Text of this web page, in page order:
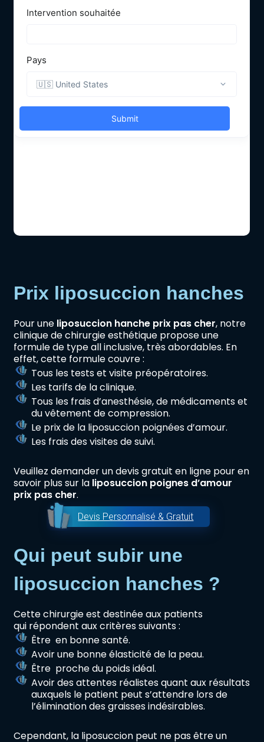
Prix liposuccion hanches
Pour une liposuccion hanche prix pas cher, notre
clinique de chirurgie esthétique propose une
formule de type all inclusive, très abordables. En
effet, cette formule couvre :
Tous les tests et visite préopératoires.
Les tarifs de la clinique.
Tous les frais d’anesthésie, de médicaments et
du vêtement de compression.
Le prix de la liposuccion poignées d’amour.
Les frais des visites de suivi.
Veuillez demander un devis gratuit en ligne pour en
savoir plus sur la liposuccion poignes d’amour
prix pas cher.
Devis Personnalisé & Gratuit
Qui peut subir une
liposuccion hanches ?
Cette chirurgie est destinée aux patients
qui répondent aux critères suivants :
Être en bonne santé.
Avoir une bonne élasticité de la peau.
Être proche du poids idéal.
Avoir des attentes réalistes quant aux résultats
auxquels le patient peut s’attendre lors de
l’élimination des graisses indésirables.
Cependant, la liposuccion peut ne pas être un